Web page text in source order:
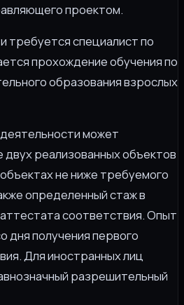
проектом.
требуется специалист по
прохождение обучения по
образования взрослых
может
реализованных объектов
не ниже требуемого
определенный стаж в
соответствия. Опыт
дня получения первого
Для иностранных лиц
разрешительный